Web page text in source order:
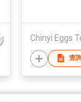
Chinyi Eggs
查